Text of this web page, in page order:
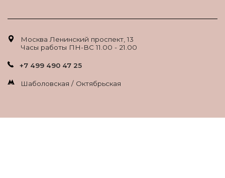
Москва Ленинский проспект, 13
Часы работы ПН-ВС 11.00 - 21.00
+7 499 490 47 25
Шаболовская / Октябрьская